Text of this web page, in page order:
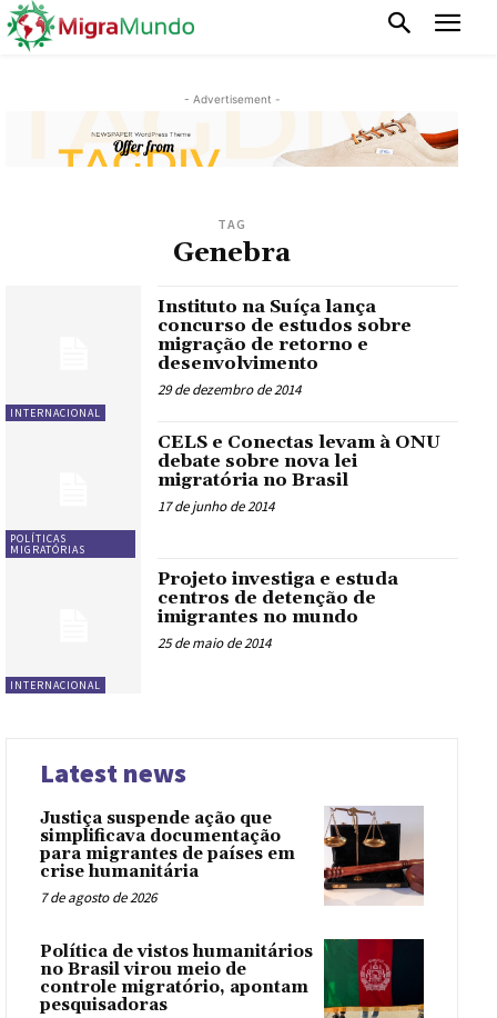
- Advertisement -
TAG
Genebra
INTERNACIONAL
Instituto na Suíça lança
concurso de estudos sobre
migração de retorno e
desenvolvimento
29 de dezembro de 2014
POLÍTICAS
MIGRATÓRIAS
CELS e Conectas levam à ONU
debate sobre nova lei
migratória no Brasil
17 de junho de 2014
INTERNACIONAL
Projeto investiga e estuda
centros de detenção de
imigrantes no mundo
25 de maio de 2014
Latest news
Justiça suspende ação que
simplificava documentação
para migrantes de países em
crise humanitária
7 de agosto de 2026
Política de vistos humanitários
no Brasil virou meio de
controle migratório, apontam
pesquisadoras